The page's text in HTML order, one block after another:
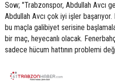
Sow; "Trabzonspor, Abdullah Avcı
Abdullah Avcı çok iyi işler
bu maçla galibiyet serisine
bir maç, heyecanlı olacak.
sadece hücum hattının problemi